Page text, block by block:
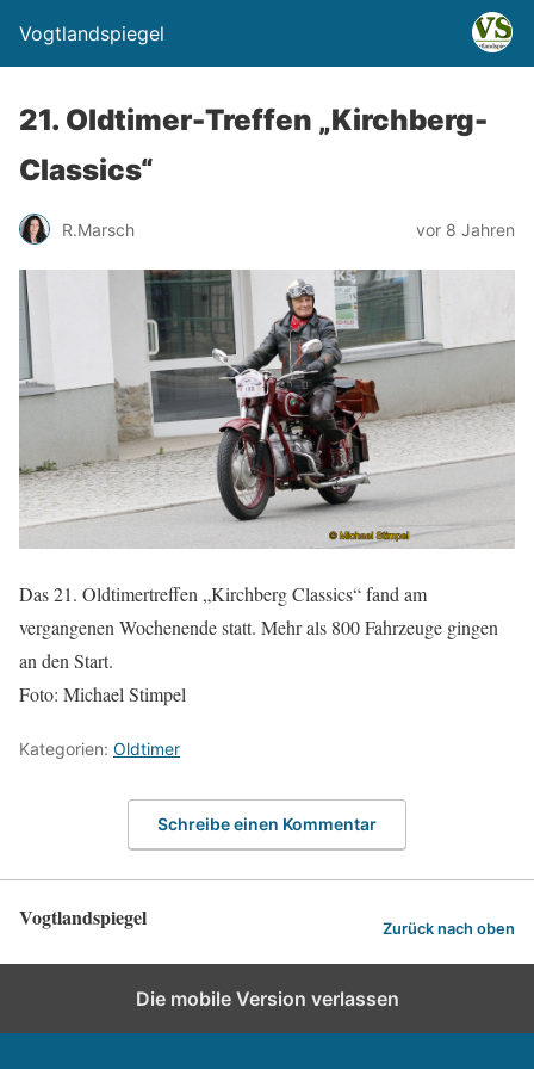
Vogtlandspiegel
21. Oldtimer-Treffen „Kirchberg-
Classics“
R.Marsch vor 8 Jahren
Das 21. Oldtimertreffen „Kirchberg Classics“ fand am
vergangenen Wochenende statt. Mehr als 800 Fahrzeuge gingen
an den Start.
Foto: Michael Stimpel
Kategorien: Oldtimer
Schreibe einen Kommentar
Vogtlandspiegel Zurück nach oben
Die mobile Version verlassen